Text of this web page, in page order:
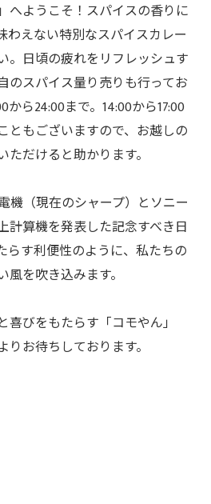
へようこそ！スパイスの香りに
わえない特別なスパイスカレー
。日頃の疲れをリフレッシュす
のスパイス量り売りも行ってお
から24:00まで。14:00から17:00
ともございますので、お越しの
だけると助かります。
機（現在のシャープ）とソニー
計算機を発表した記念すべき日
らす利便性のように、私たちの
を吹き込みます。
びをもたらす「コモやん」
お待ちしております。